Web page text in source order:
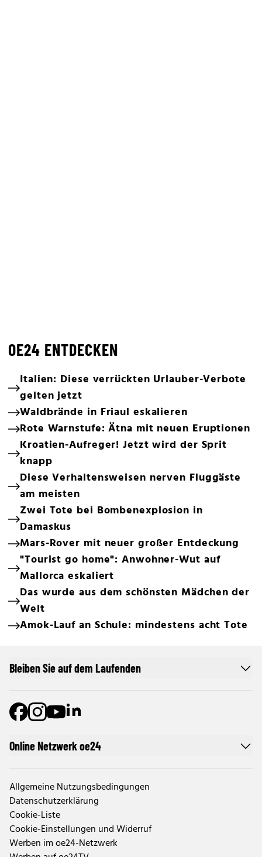
OE24 ENTDECKEN
Italien: Diese verrückten Urlauber-Verbote
gelten jetzt
Waldbrände in Friaul eskalieren
Rote Warnstufe: Ätna mit neuen Eruptionen
Kroatien-Aufreger! Jetzt wird der Sprit
knapp
Diese Verhaltensweisen nerven Fluggäste
am meisten
Zwei Tote bei Bombenexplosion in
Damaskus
Mars-Rover mit neuer großer Entdeckung
"Tourist go home": Anwohner-Wut auf
Mallorca eskaliert
Das wurde aus dem schönsten Mädchen der
Welt
Amok-Lauf an Schule: mindestens acht Tote
Online Netzwerk oe24
Allgemeine Nutzungsbedingungen
Datenschutzerklärung
Cookie-Liste
Cookie-Einstellungen und Widerruf
Werben im oe24-Netzwerk
Bleiben Sie auf dem Laufenden